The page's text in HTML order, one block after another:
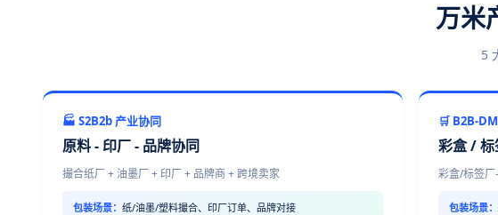
万米
5
🏭 S2B2b 产业协同
原料 - 印厂 - 品牌协同
撮合纸厂 + 油墨厂 + 印厂 + 品牌商 + 跨境卖家
包装场景： 纸/油墨/塑料撮合、印厂订单、品牌对接
🛒 B2B-
彩盒 /
彩盒/标签
包装场景：